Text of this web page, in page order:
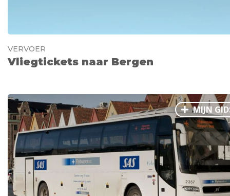
VERVOER
Vliegtickets naar Bergen
MIJN